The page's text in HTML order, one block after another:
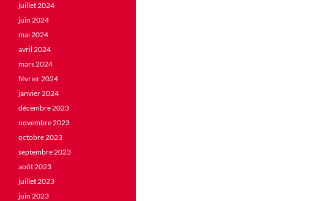
juillet 2024
juin 2024
mai 2024
avril 2024
mars 2024
février 2024
janvier 2024
décembre 2023
novembre 2023
octobre 2023
septembre 2023
août 2023
juillet 2023
juin 2023